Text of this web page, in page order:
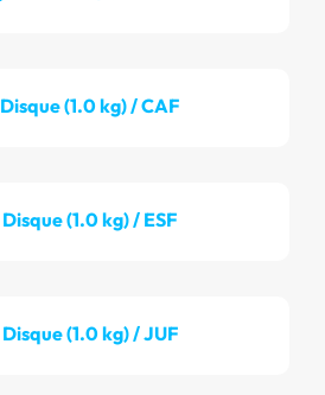
Disque (1.0 kg) / CAF
Disque (1.0 kg) / ESF
Disque (1.0 kg) / JUF